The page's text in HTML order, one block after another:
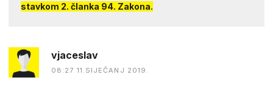
stavkom 2. članka 94. Zakona.
vjaceslav
08:27 11.SIJEČANJ 2019.